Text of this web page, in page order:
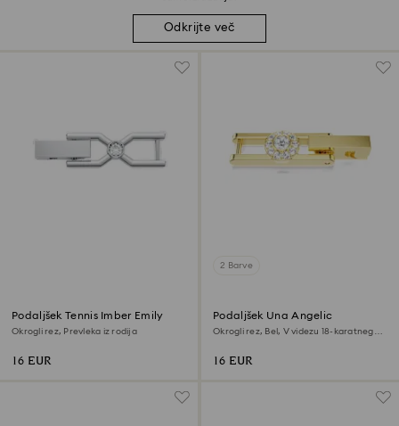
Odkrijte več
Podaljšek Tennis Imber Emily
Okrogli rez, Prevleka iz rodija
16 EUR
2 Barve
Podaljšek Una Angelic
Okrogli rez, Bel, V videzu 18-karatnega
16 EUR